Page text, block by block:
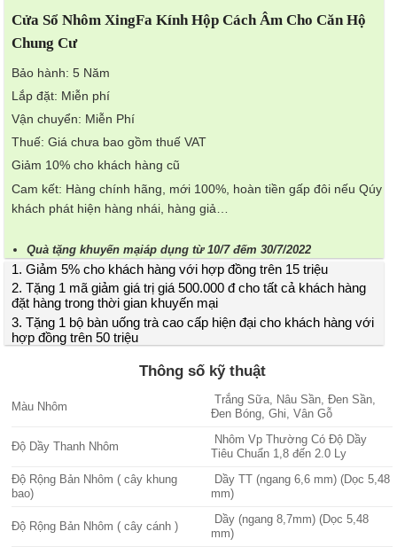
Cửa Sổ Nhôm XingFa Kính Hộp Cách Âm Cho Căn Hộ
Chung Cư
Bảo hành: 5 Năm
Lắp đặt: Miễn phí
Vận chuyển: Miễn Phí
Thuế: Giá chưa bao gồm thuế VAT
Giảm 10% cho khách hàng cũ
Cam kết: Hàng chính hãng, mới 100%, hoàn tiền gấp đôi nếu Qúy
khách phát hiện hàng nhái, hàng giả…
Quà tặng khuyến mạiáp dụng từ 10/7 đếm 30/7/2022
1. Giảm 5% cho khách hàng với hợp đồng trên 15 triệu
2. Tặng 1 mã giảm giá trị giá 500.000 đ cho tất cả khách hàng
đặt hàng trong thời gian khuyến mại
3. Tặng 1 bộ bàn uống trà cao cấp hiện đại cho khách hàng với
hợp đồng trên 50 triệu
Thông số kỹ thuật
Màu Nhôm
Trắng Sữa, Nâu Sần, Đen Sần,
Đen Bóng, Ghi, Vân Gỗ
Độ Dầy Thanh Nhôm
Nhôm Vp Thường Có Độ Dầy
Tiêu Chuẩn 1,8 đến 2.0 Ly
Độ Rộng Bản Nhôm ( cây khung
bao)
Dầy TT (ngang 6,6 mm) (Dọc 5,48
mm)
Độ Rộng Bản Nhôm ( cây cánh )
Dầy (ngang 8,7mm) (Dọc 5,48
mm)